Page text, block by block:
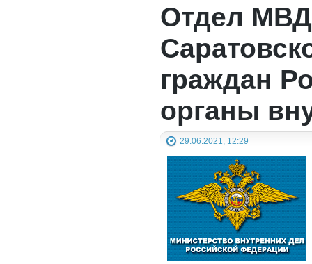
Отдел МВД
граждан
органы
29.06.2021, 12:29